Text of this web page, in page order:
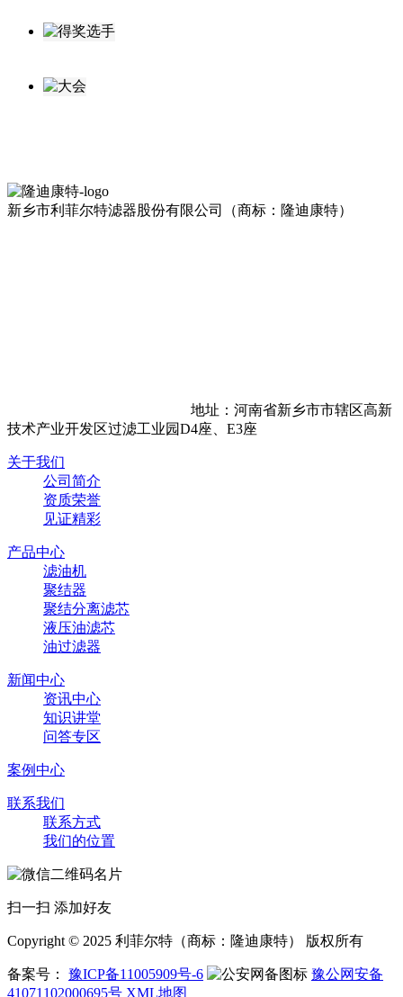
新乡市利菲尔特滤器股份有限公司（商标：隆迪康特）
地址：河南省新乡市市辖区高新
技术产业开发区过滤工业园D4座、E3座
关于我们
公司简介
资质荣誉
见证精彩
产品中心
滤油机
聚结器
聚结分离滤芯
液压油滤芯
油过滤器
新闻中心
资讯中心
知识讲堂
问答专区
案例中心
联系我们
联系方式
我们的位置
扫一扫 添加好友
Copyright © 2025 利菲尔特（商标：隆迪康特） 版权所有
备案号： 豫ICP备11005909号-6
豫公网安备
41071102000695号 XML地图